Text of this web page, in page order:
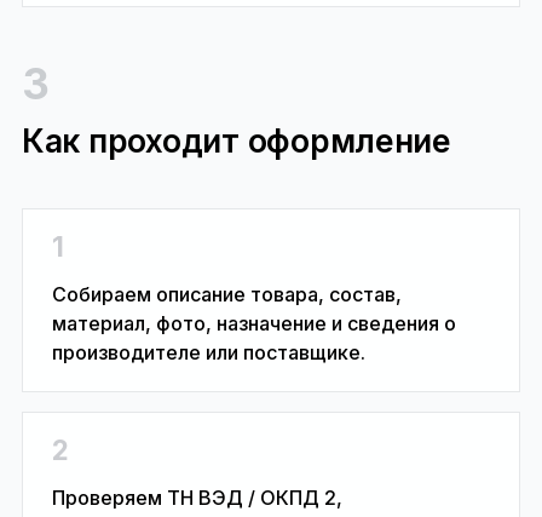
3
Как проходит оформление
1
Собираем описание товара, состав,
материал, фото, назначение и сведения о
производителе или поставщике.
2
Проверяем ТН ВЭД / ОКПД 2,